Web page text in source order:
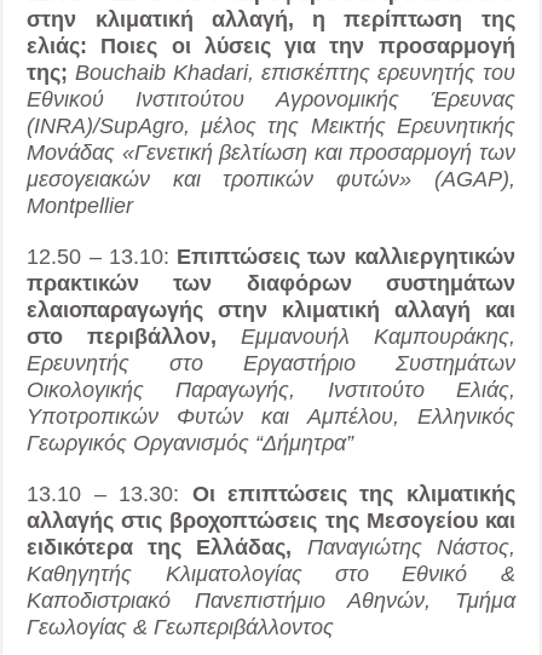
στην κλιματική αλλαγή, η περίπτωση της
ελιάς: Ποιες οι λύσεις για την προσαρμογή
της;Bouchaib Khadari, επισκέπτης ερευνητής του
Εθνικού Ινστιτούτου Αγρονομικής Έρευνας
(INRA)/SupAgro, μέλος της Μεικτής Ερευνητικής
Μονάδας «Γενετική βελτίωση και προσαρμογή των
μεσογειακών και τροπικών φυτών» (AGAP),
Montpellier
12.50 – 13.10: Επιπτώσεις των καλλιεργητικών
πρακτικών των διαφόρων συστημάτων
ελαιοπαραγωγής στην κλιματική αλλαγή και
στο περιβάλλον, Εμμανουήλ Καμπουράκης,
Ερευνητής στο Εργαστήριο Συστημάτων
Οικολογικής Παραγωγής, Ινστιτούτο Ελιάς,
Υποτροπικών Φυτών και Αμπέλου, Ελληνικός
Γεωργικός Οργανισμός “Δήμητρα”
13.10 – 13.30: Οι επιπτώσεις της κλιματικής
αλλαγής στις βροχοπτώσεις της Μεσογείου και
ειδικότερα της Ελλάδας, Παναγιώτης Νάστος,
Καθηγητής Κλιματολογίας στο Εθνικό &
Καποδιστριακό Πανεπιστήμιο Αθηνών, Τμήμα
Γεωλογίας & Γεωπεριβάλλοντος